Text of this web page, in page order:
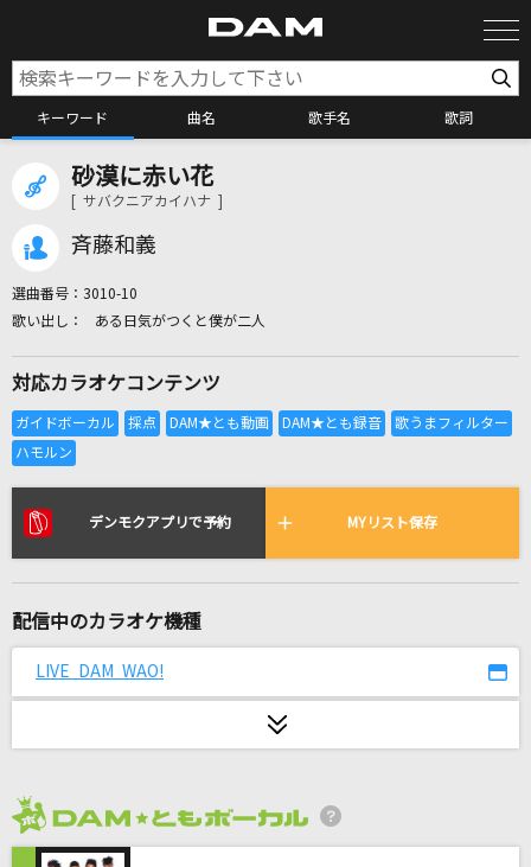
キーワード 曲名 歌手名 歌詞
カラオケ検索
全国りれき
リアルタイムで歌われている曲の一覧
ダーリン
[生音]ギターと孤独と蒼い惑星
結束バンド
サクラ～卒業できなかった君へ～
半崎美子
恋の炎
砂漠に赤い花
[ サバクニアカイハナ ]
斉藤和義
選曲番号： 3010-10
ある日気がつくと僕が二人
対応カラオケコンテンツ
デンモクアプリで予約 MYリスト保存
配信中のカラオケ機種
LIVE DAM WAO!